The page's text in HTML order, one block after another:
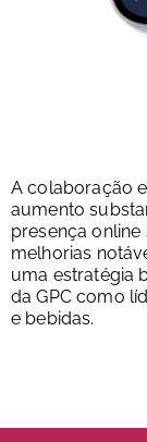
A colaboração
aumento
presença
melhorias
uma estratégia
da GPC como
e bebidas.